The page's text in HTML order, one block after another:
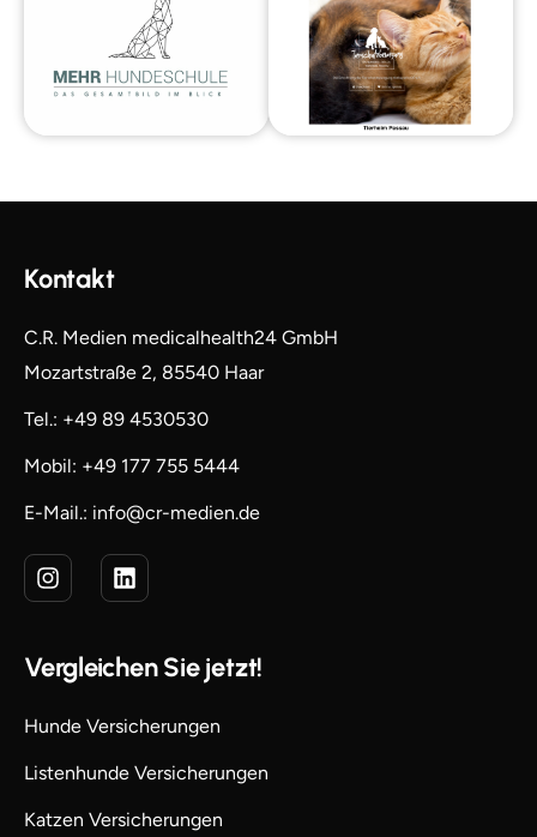
Kontakt
C.R. Medien medicalhealth24 GmbH
Mozartstraße 2, 85540 Haar
Tel.: +49 89 4530530
Mobil: +49 177 755 5444
E-Mail.: info@cr-medien.de
Vergleichen Sie jetzt!
Hunde Versicherungen
Listenhunde Versicherungen
Katzen Versicherungen